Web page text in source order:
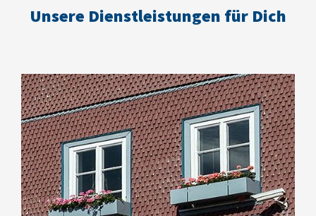
Unsere Dienstleistungen für Dich